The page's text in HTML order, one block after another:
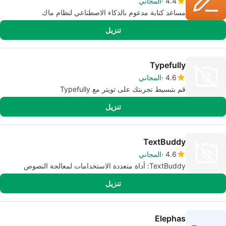
مساعد كتابة مدعوم بالذكاء الاصطناعي لنظام ماك
تنزيل
Typefully
4.6 المجاني
قم بتبسيط تجربتك على تويتر مع Typefully
تنزيل
TextBuddy
4.6 المجاني
TextBuddy: أداة متعددة الاستخدامات لمعالجة النصوص
تنزيل
Elephas